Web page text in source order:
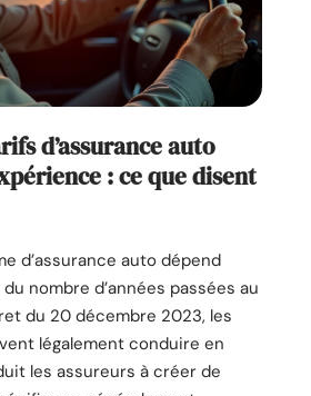
d’assurance auto
: ce que disent
d’assurance auto dépend
nombre d’années passées au
du 20 décembre 2023, les
légalement conduire en
les assureurs à créer de